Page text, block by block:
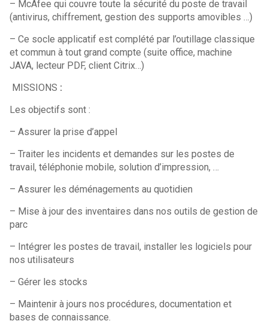
– McAfee qui couvre toute la sécurité du poste de travail
(antivirus, chiffrement, gestion des supports amovibles …)
– Ce socle applicatif est complété par l’outillage classique
et commun à tout grand compte (suite office, machine
JAVA, lecteur PDF, client Citrix…)
MISSIONS :
Les objectifs sont :
– Assurer la prise d’appel
– Traiter les incidents et demandes sur les postes de
travail, téléphonie mobile, solution d’impression, …
– Assurer les déménagements au quotidien
– Mise à jour des inventaires dans nos outils de gestion de
parc
– Intégrer les postes de travail, installer les logiciels pour
nos utilisateurs
– Gérer les stocks
– Maintenir à jours nos procédures, documentation et
bases de connaissance.